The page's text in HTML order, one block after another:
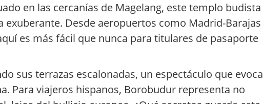
en las cercanías de Magelang, este templo budista
Desde aeropuertos como Madrid-Barajas
es más fácil que nunca para titulares de pasaporte
sus terrazas escalonadas, un espectáculo que evoca
Para viajeros hispanos, Borobudur representa no